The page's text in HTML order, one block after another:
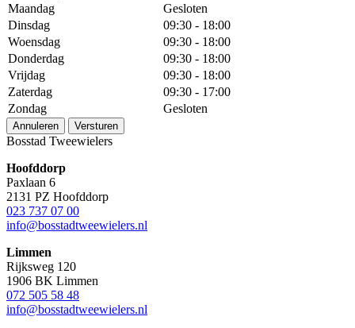
Maandag
Gesloten
Dinsdag
09:30 - 18:00
Woensdag
09:30 - 18:00
Donderdag
09:30 - 18:00
Vrijdag
09:30 - 18:00
Zaterdag
09:30 - 17:00
Zondag
Gesloten
Annuleren Versturen
Bosstad Tweewielers
Hoofddorp
Paxlaan 6
2131 PZ Hoofddorp
023 737 07 00
info@bosstadtweewielers.nl
Limmen
Rijksweg 120
1906 BK Limmen
072 505 58 48
info@bosstadtweewielers.nl